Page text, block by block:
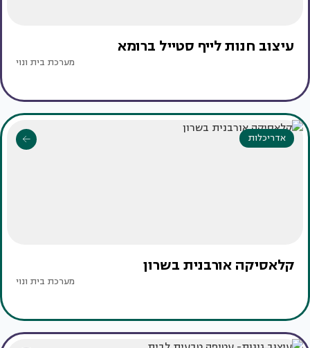
עיצוב חנות לייף סטייל ברומא
מערכת בית ונוי
אדריכלות
קלאסיקה אורבנית בשרון
מערכת בית ונוי